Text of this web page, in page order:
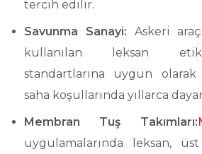
tercih edilir.
Savunma Sanayi: Askeri
kullanılan leksan
standartlarına uygun
saha koşullarında yıllarca
Membran Tuş Takımları:
uygulamalarında leksan,